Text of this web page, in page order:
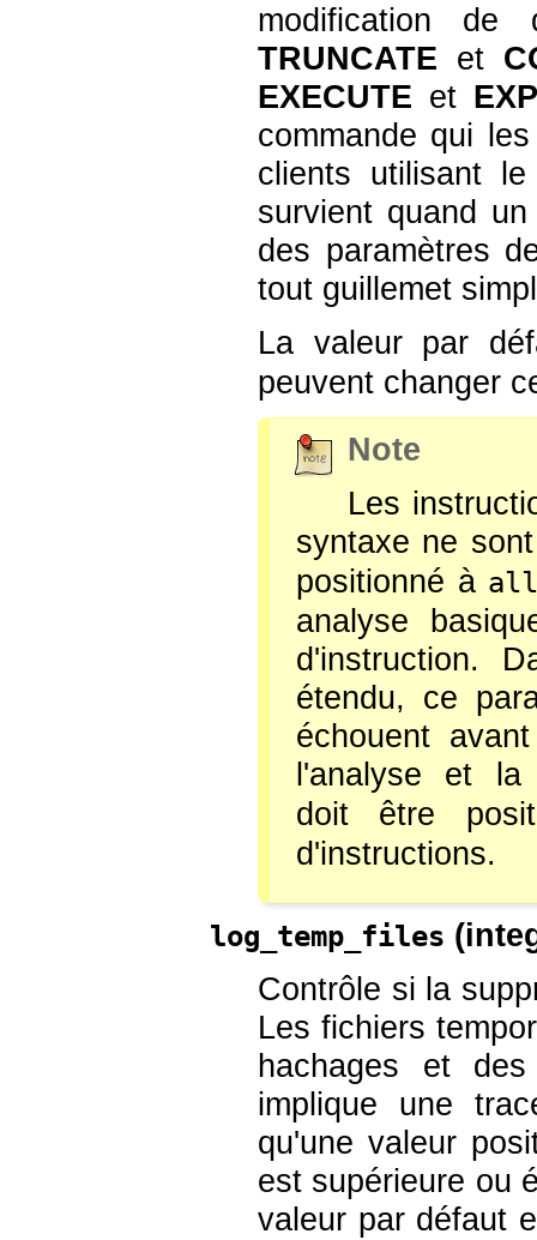
modification de
TRUNCATE et
EXECUTE et
commande qui
clients utilisant
survient quand
des paramètres
tout guillemet
La valeur par
peuvent changer
Note
Les
syntaxe ne
positionné à
analyse
d'instruction.
étendu, ce
échouent
l'analyse et
doit être
d'instructions.
log_temp_files (
Contrôle si la
Les fichiers
hachages et
implique une
qu'une valeur
est supérieure ou
valeur par défaut